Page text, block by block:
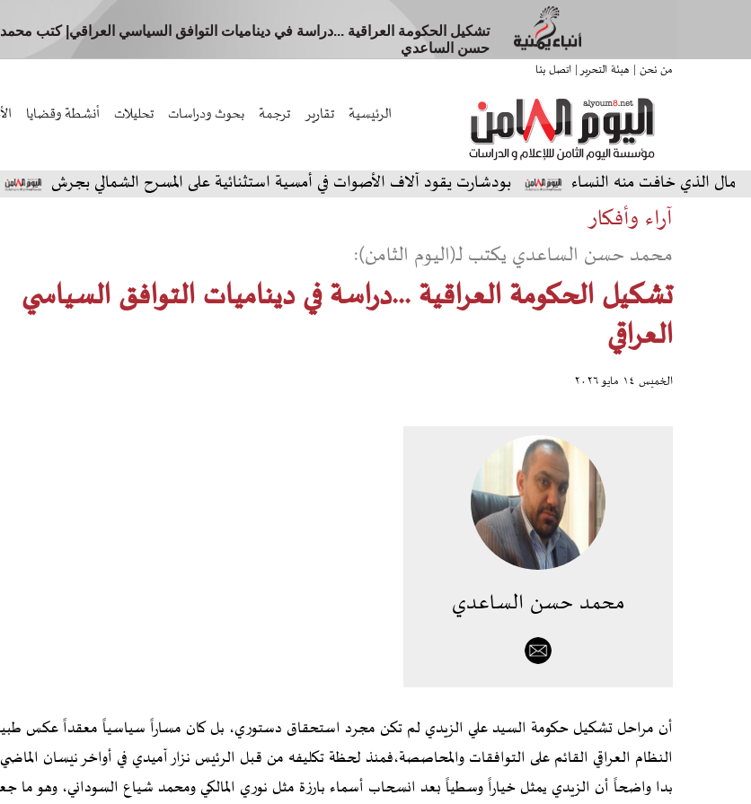
تشكيل الحكومة العراقية ...دراسة في ديناميات التوافق السياسي العراقي| كتب محمد
حسن الساعدي